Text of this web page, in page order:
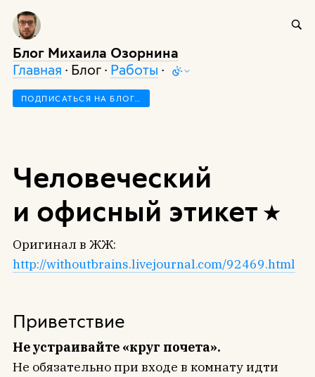
Блог Михаила Озорнина
Главная · Блог · Работы ·
ПОДПИСАТЬСЯ НА БЛОГ…
Человеческий
и офисный этикет
Оригинал в ЖЖ:
http://withoutbrains.livejournal.com/92469.html
Приветствие
Не устраивайте «круг почета».
Не обязательно при входе в комнату идти